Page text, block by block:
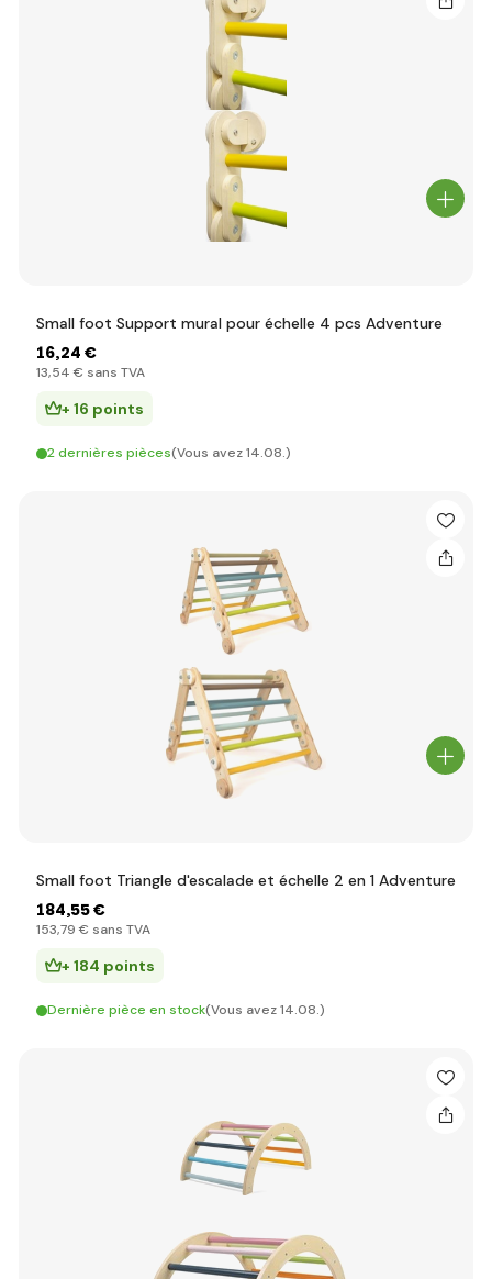
Small foot Support mural pour échelle 4 pcs Adventure
16,24 €
13,54 € sans TVA
+ 16 points
2 dernières pièces(Vous avez 14.08.)
Small foot Triangle d'escalade et échelle 2 en 1 Adventure
184,55 €
153,79 € sans TVA
+ 184 points
Dernière pièce en stock(Vous avez 14.08.)